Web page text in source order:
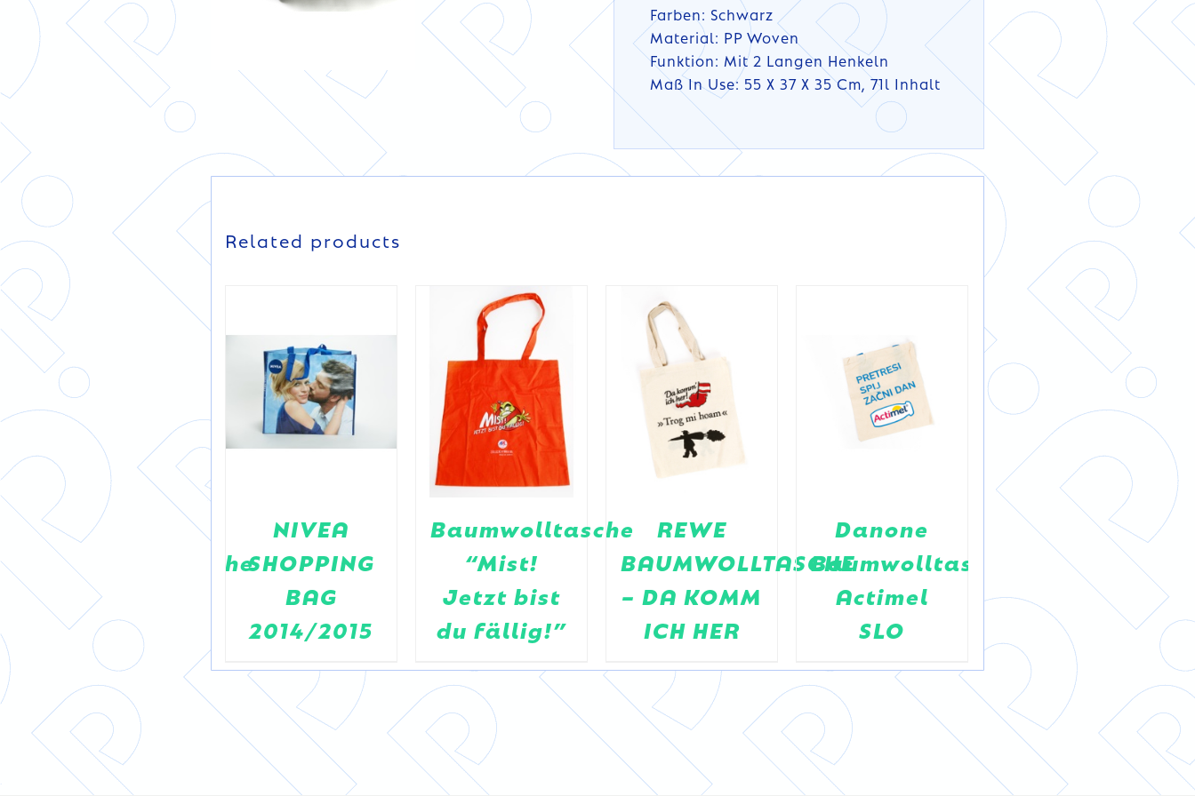
Farben: Schwarz
Material: PP Woven
Funktion: Mit 2 Langen Henkeln
Maß In Use: 55 X 37 X 35 Cm, 71l Inhalt
Related products
Danone
Baumwolltasche
Actimel
SLO
NIVEA
SHOPPING
BAG
2014/2015
Baumwolltasche
“Mist!
Jetzt bist
du fällig!”
REWE
BAUMWOLLTASCHE
– DA KOMM
ICH HER
Danone
Baumwolltasche
Actimel
SLO
DETAILS
NIVEA
SHOPPING
BAG
2014/2015